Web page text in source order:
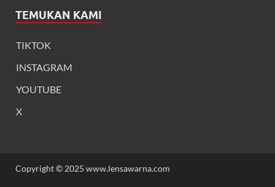
TEMUKAN KAMI
TIKTOK
INSTAGRAM
YOUTUBE
X
Copyright © 2025 www.lensawarna.com